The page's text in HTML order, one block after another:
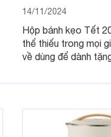
14/11/2024
Hộp bánh kẹo Tết
thể thiếu trong mọi
về dùng để dành
2025 mới vừa sang,
mua sắm cuối năm.